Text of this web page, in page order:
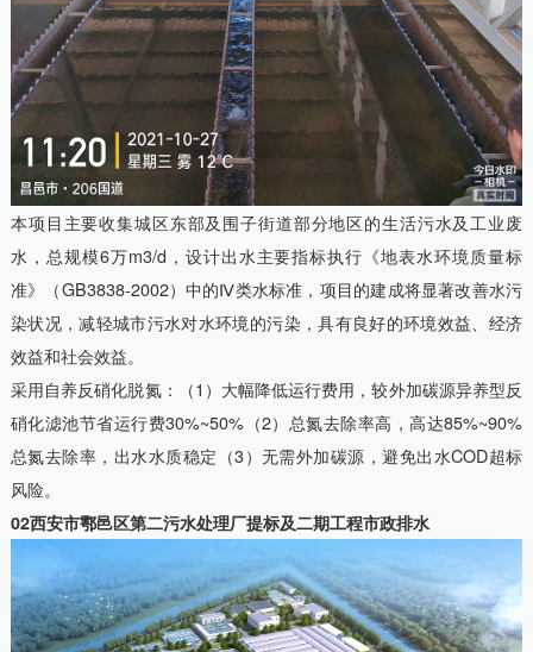
本项目主要收集城区东部及围子街道部分地区的生活污水及工业废
水，总规模6万m3/d，设计出水主要指标执行《地表水环境质量标
准》（GB3838-2002）中的Ⅳ类水标准，项目的建成将显著改善水污
染状况，减轻城市污水对水环境的污染，具有良好的环境效益、经济
效益和社会效益。
采用自养反硝化脱氮：（1）大幅降低运行费用，较外加碳源异养型反
硝化滤池节省运行费30%~50%（2）总氮去除率高，高达85%~90%
总氮去除率，出水水质稳定（3）无需外加碳源，避免出水COD超标
风险。
02西安市鄠邑区第二污水处理厂提标及二期工程市政排水